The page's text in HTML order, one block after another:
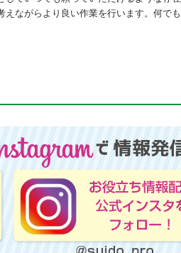
えながらより良い作業を行います。何で